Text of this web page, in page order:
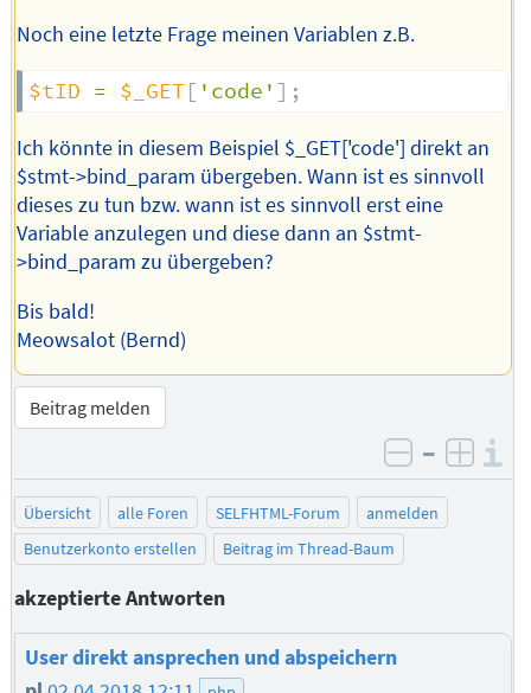
Noch eine letzte Frage meinen Variablen z.B.
$tID = $_GET [ 'code' ] ;
Ich könnte in diesem Beispiel $_GET['code'] direkt an
$stmt->bind_param übergeben. Wann ist es sinnvoll
dieses zu tun bzw. wann ist es sinnvoll erst eine
Variable anzulegen und diese dann an $stmt-
>bind_param zu übergeben?
Bis bald!
Meowsalot (Bernd)
Beitrag melden
negativ
–
Übersicht alle Foren SELFHTML-Forum
anmelden
Benutzerkonto erstellen
Beitrag im Thread-Baum
akzeptierte Antworten
User direkt ansprechen und abspeichern